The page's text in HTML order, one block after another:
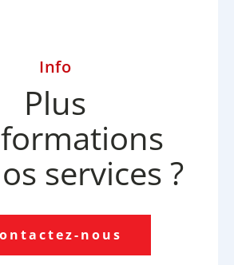
Info
Plus
services ?
nous